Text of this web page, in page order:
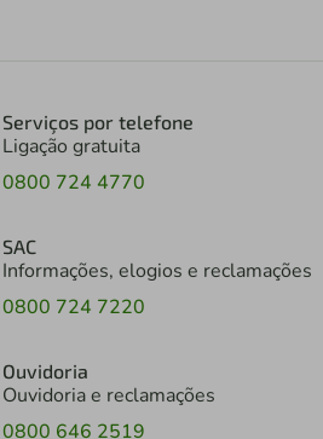
Serviços por telefone
Ligação gratuita
0800 724 4770
SAC
Informações, elogios e reclamações
0800 724 7220
Ouvidoria
Ouvidoria e reclamações
0800 646 2519